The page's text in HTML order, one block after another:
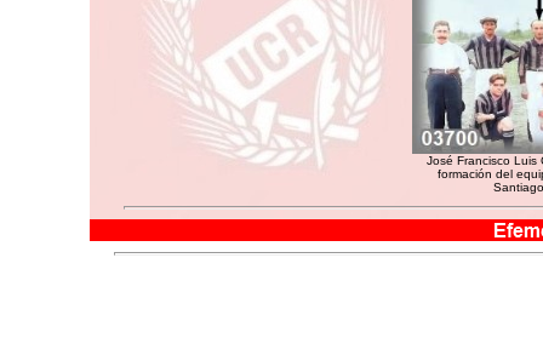
José Francisco Luis
formación del